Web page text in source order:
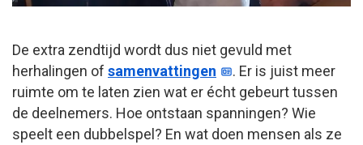
De extra zendtijd wordt dus niet gevuld met
herhalingen of samenvattingen
. Er is juist meer
ruimte om te laten zien wat er écht gebeurt tussen
de deelnemers. Hoe ontstaan spanningen? Wie
speelt een dubbelspel? En wat doen mensen als ze